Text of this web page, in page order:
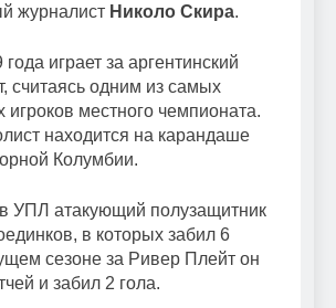
журналист Николо Скира.
года играет за аргентинский
считаясь одним из самых
игроков местного чемпионата.
находится на карандаше
Колумбии.
УПЛ атакующий полузащитник
в которых забил 6
сезоне за Ривер Плейт он
и забил 2 гола.